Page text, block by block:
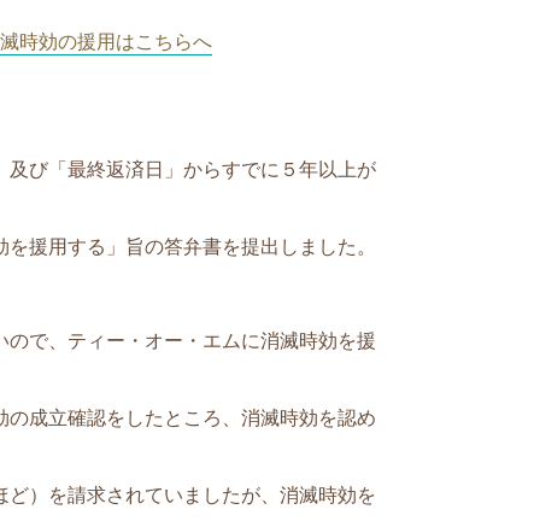
時効の援用はこちらへ
び「最終返済日」からすでに５年以上が
援用する」旨の答弁書を提出しました。
で、ティー・オー・エムに消滅時効を援
成立確認をしたところ、消滅時効を認め
） を請求されていましたが、消滅時効を